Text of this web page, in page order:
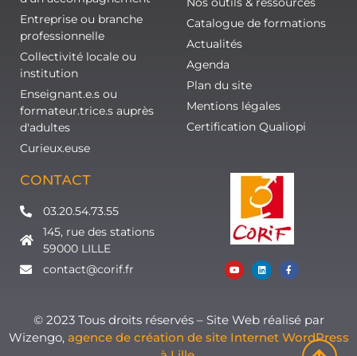
Entreprise ou branche
professionnelle
Collectivité locale ou
institution
Enseignant.e.s ou
formateur.trice.s auprès
d'adultes
Curieux.euse
Catalogue de formations
Actualités
Agenda
Plan du site
Mentions légales
Certification Qualiopi
CONTACT
03.20.54.73.55
145, rue des stations
59000 LILLE
contact@corif.fr
© 2023 Tous droits réservés – Site Web réalisé par
Wizengo, agence de création de site Internet WordPress